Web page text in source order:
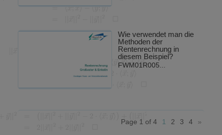
Wie verwendet man die
Methoden der
Rentenrechnung in
diesem Beispiel?
FWM01R005...
Page 1 of 4 1 2 3 4 »